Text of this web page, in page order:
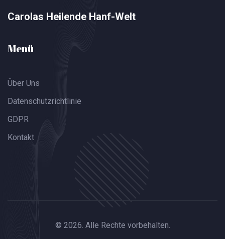
Carolas Heilende Hanf-Welt
Menü
Über Uns
Datenschutzrichtlinie
GDPR
Kontakt
© 2026. Alle Rechte vorbehalten.